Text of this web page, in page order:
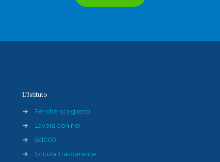
L’Istituto
→
Perché sceglierci
→
Lavora con noi
→
5x1000
→
Scuola Trasparente